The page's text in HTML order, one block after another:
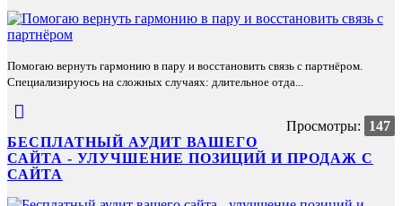
Помогаю вернуть гармонию в пару и восстановить связь с партнёром.
Специализируюсь на сложных случаях: длительное отда...
Просмотры:
147
БЕСПЛАТНЫЙ АУДИТ ВАШЕГО
САЙТА - УЛУЧШЕНИЕ ПОЗИЦИЙ И ПРОДАЖ С
САЙТА